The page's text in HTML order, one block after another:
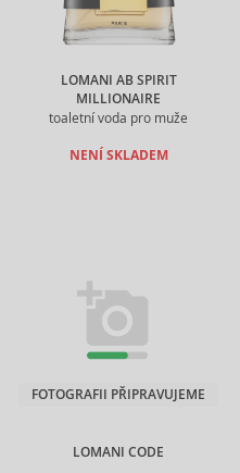
LOMANI AB SPIRIT
MILLIONAIRE
toaletní voda pro muže
NENÍ SKLADEM
LOMANI CODE
FOTOGRAFII PŘIPRAVUJEME